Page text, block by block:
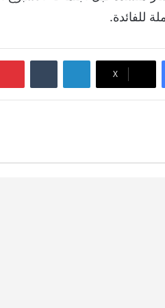
للفائدة.
‫X
لينكدإن